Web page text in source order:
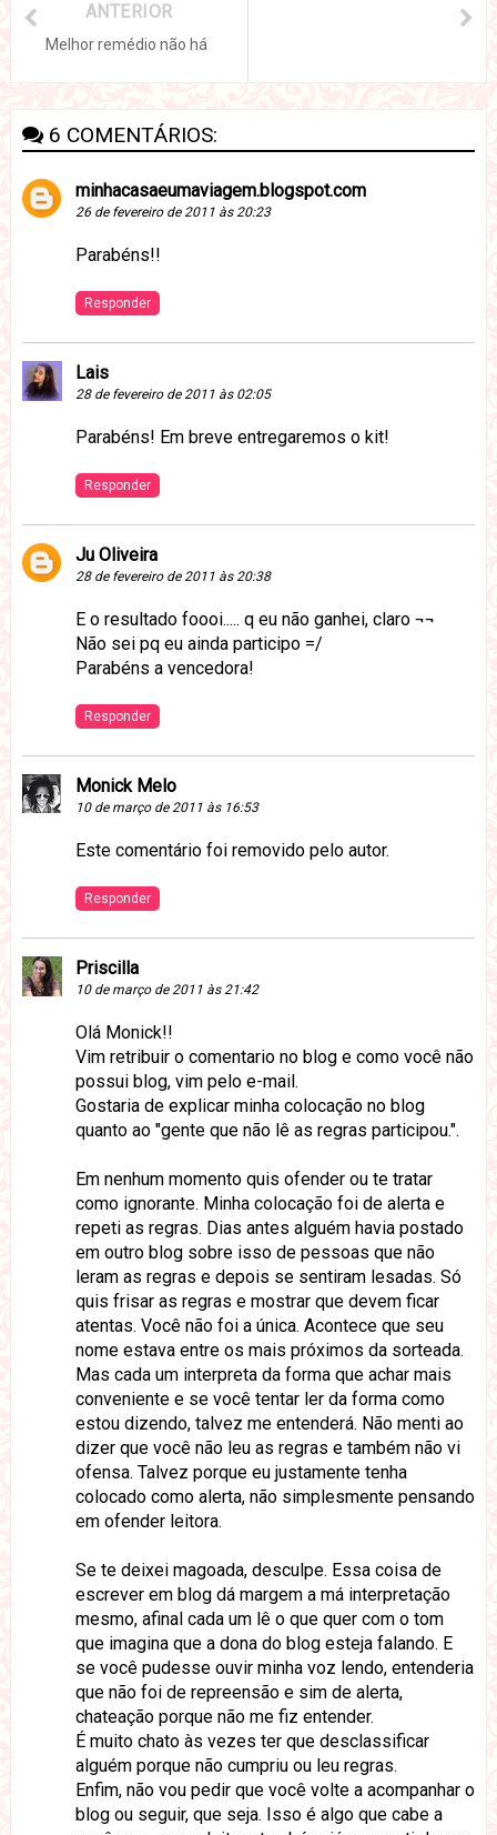
ANTERIOR
Melhor remédio não há
6 COMENTÁRIOS:
minhacasaeumaviagem.blogspot.com
26 de fevereiro de 2011 às 20:23
Parabéns!!
Responder
Lais
28 de fevereiro de 2011 às 02:05
Parabéns! Em breve entregaremos o kit!
Responder
Ju Oliveira
28 de fevereiro de 2011 às 20:38
E o resultado foooi..... q eu não ganhei, claro ¬¬
Não sei pq eu ainda participo =/
Parabéns a vencedora!
Responder
Monick Melo
10 de março de 2011 às 16:53
Este comentário foi removido pelo autor.
Responder
Priscilla
10 de março de 2011 às 21:42
Olá Monick!!
Vim retribuir o comentario no blog e como você não
possui blog, vim pelo e-mail.
Gostaria de explicar minha colocação no blog
quanto ao "gente que não lê as regras participou.".
Em nenhum momento quis ofender ou te tratar
como ignorante. Minha colocação foi de alerta e
repeti as regras. Dias antes alguém havia postado
em outro blog sobre isso de pessoas que não
leram as regras e depois se sentiram lesadas. Só
quis frisar as regras e mostrar que devem ficar
atentas. Você não foi a única. Acontece que seu
nome estava entre os mais próximos da sorteada.
Mas cada um interpreta da forma que achar mais
conveniente e se você tentar ler da forma como
estou dizendo, talvez me entenderá. Não menti ao
dizer que você não leu as regras e também não vi
ofensa. Talvez porque eu justamente tenha
colocado como alerta, não simplesmente pensando
em ofender leitora.
Se te deixei magoada, desculpe. Essa coisa de
escrever em blog dá margem a má interpretação
mesmo, afinal cada um lê o que quer com o tom
que imagina que a dona do blog esteja falando. E
se você pudesse ouvir minha voz lendo, entenderia
que não foi de repreensão e sim de alerta,
chateação porque não me fiz entender.
É muito chato às vezes ter que desclassificar
alguém porque não cumpriu ou leu regras.
Enfim, não vou pedir que você volte a acompanhar o
blog ou seguir, que seja. Isso é algo que cabe a